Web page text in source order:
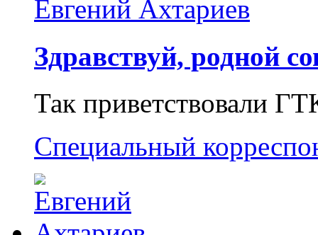
Евгений Ахтариев
Здравствуй, родной
Так приветствовали
Специальный